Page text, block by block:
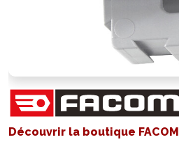
Découvrir la boutique FACOM